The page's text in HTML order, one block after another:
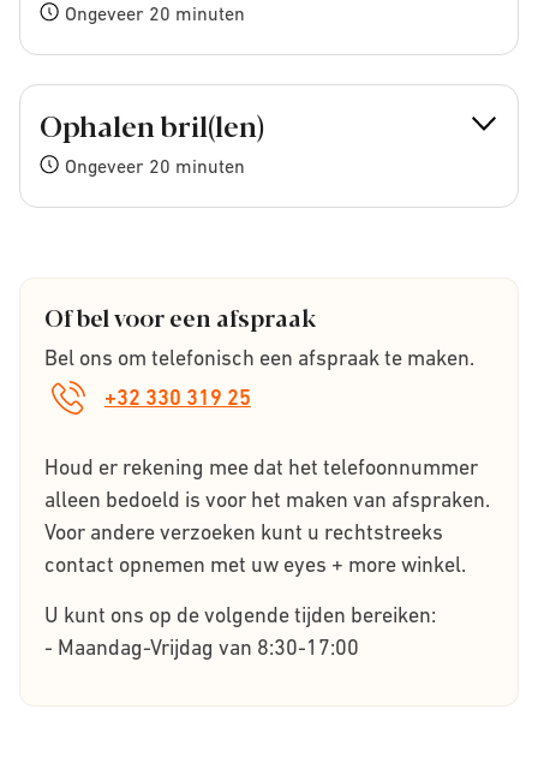
Ongeveer 20 minuten
Ophalen bril(len)
Ongeveer 20 minuten
Of bel voor een afspraak
+32 330 319 25
Bel ons om telefonisch een afspraak te maken.
Houd er rekening mee dat het telefoonnummer
alleen bedoeld is voor het maken van afspraken.
Voor andere verzoeken kunt u rechtstreeks
contact opnemen met uw eyes + more winkel.
U kunt ons op de volgende tijden bereiken:
- Maandag-Vrijdag van 8:30-17:00